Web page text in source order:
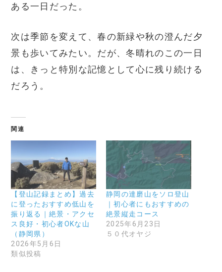
ある一日だった。
次は季節を変えて、春の新緑や秋の澄んだ夕
景も歩いてみたい。だが、冬晴れのこの一日
は、きっと特別な記憶として心に残り続ける
だろう。
関連
【登山記録まとめ】過去
に登ったおすすめ低山を
振り返る｜絶景・アクセ
ス良好・初心者OKな山
（静岡県）
2026年5月6日
類似投稿
静岡の達磨山をソロ登山
｜初心者にもおすすめの
絶景縦走コース
2025年6月23日
５０代オヤジ